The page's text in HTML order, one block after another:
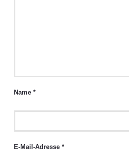
Name *
E-Mail-Adresse *